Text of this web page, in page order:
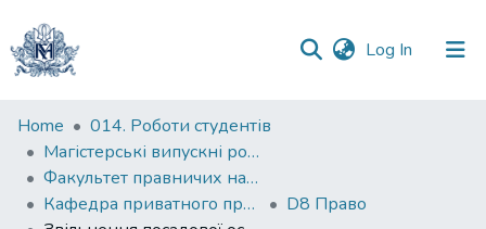
Log In (current)
Communities
&
Collections
All of DSpace
Home
014. Роботи студентів
Магістерські випускні роботи
Факультет правничих наук
Кафедра приватного права
D8 Право